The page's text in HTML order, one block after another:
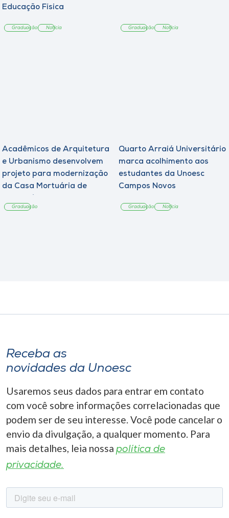
Educação Física
Graduação Notícia Graduação Notícia
Acadêmicos de Arquitetura
e Urbanismo desenvolvem
projeto para modernização
da Casa Mortuária de
Graduação
Quarto Arraiá Universitário
marca acolhimento aos
estudantes da Unoesc
Campos Novos
Graduação Notícia
Receba as
novidades da Unoesc
Usaremos seus dados para entrar em contato
com você sobre informações correlacionadas que
podem ser de seu interesse. Você pode cancelar o
envio da divulgação, a qualquer momento. Para
mais detalhes, leia nossa política de
privacidade.